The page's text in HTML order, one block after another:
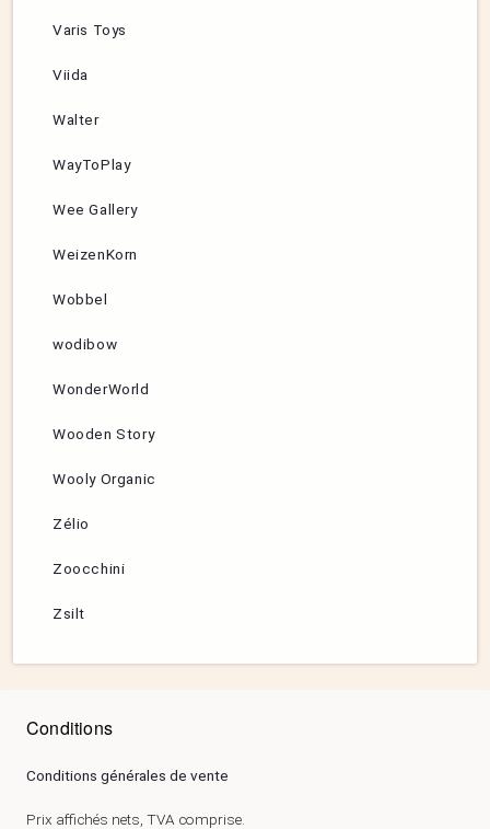
Varis Toys
Viida
Walter
WayToPlay
Wee Gallery
WeizenKorn
Wobbel
wodibow
WonderWorld
Wooden Story
Wooly Organic
Zélio
Zoocchini
Zsilt
Conditions
Conditions générales de vente
Prix affichés nets, TVA comprise.